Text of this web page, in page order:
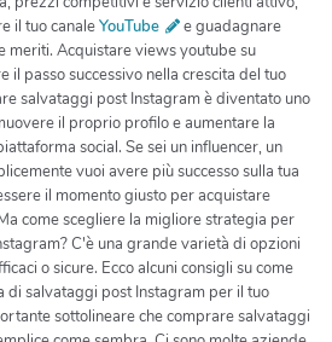
il tuo canaleYouTube
e guadagnare
meriti. Acquistare views youtube su
il passo successivo nella crescita del tuo
reali e interattivi, principalmente da utenti italiani e reali. Tieni presente che quando acquisti salvataggi post Instagram, stai investendo nel tuo profil pubblico. Ci sono molte aziende che offrono questo tipo di servizio a prezzi molto bassi, ma è importante valutare sempre la qualità dei salvataggi post Instagram e la loro provenienza. Non ti fare ingannare dai prezzi bassi, potreste mettere a rischio la tua privacy e l'integrità del tuo profilo pubblico. Una volta che hai trovato la società di salvataggi post Instagram giusta per te, è importante creare una strategia efficace per massimizzare i risultati. Comprasocial.me ti offrirà diversi piani di acquisto sulla base del tuo obiettivo. Per esempio, se vuoi aumentare l'interazione del tuo pubblico sui tuoi post, allora dovresti scegliere la quota di salvataggi post Instagram interattivi. In questo modo, i tuoi post riceveranno più like, commenti e condivisioni. Questa strategia ti aiuterà a raggiungere più persone, costruire la tua reputazione e attirare più follower attenti e attivi. Se invece vuoi aumentare la visibilità del tuo profilo Instagram, allora dovresti scegliere la quota di salvataggi post Instagram di alto livello. In questo modo, il tuo profilo apparirà in cima ai risultati di ricerca per quelle parole chiave principali che ti interessano. In questo modo, avrai la possibilità di farti conoscere dal pubblico ideale per te e aumentare il traffico sul tuo profilo. Insomma, comprare salvataggi post Instagram può rappresentare una grande opportunità per promuovere il tuo profilo e aumentare la tua visibilità sulla piattaforma social. Grazie a Comprasocial.me, avrai l'opportunità di scegliere la migliore strategia di salvataggi post Instagram per il tuo profilo e garantirai che il tuo investimento valga veramente la pena.|La migliore strategia per comprare impression Instagram Il mondo dei social media sta crescendo ad un ritmo vertiginoso e Instagram è uno dei social network più popolari al mondo. Questa piattaforma ti consente di condividere i tuoi momenti più belli con un pubblico vasto e diversificato. Se sei un influencer, un'azienda o semplicemente vuoi avere più visibilità online, le impression Instagram possono essere una soluzione perfetta per te. Comprare impression Instagram è diventato una tattica popolare e diffusa tra gli utenti di Instagram. Sebbene ci siano criticità al riguardo, molte persone hanno raggiunto obiettivi di visibilità elevati utilizzando questo servizio. Tuttavia, c'è da fare attenzione perché la scelta della strategia giusta per comprare impression Instagram deve essere ponderata accuratamente. Ecco perché abbiamo deciso di scrivere questo articolo per aiutarti a scegliere la migliore strategia per comprare impression Instagram in modo sicuro ed efficace. Comprare impression Instagram non è difficile ed esistono diversi siti web che offrono questo servizio, tra cui comprasocial.me. La scelta del sito giusto è una decisione offuscata dalla numerosità di portali che hanno fatto la loro comparsa, quindi non commettere l'errore di scegliere il primo sito che incontri. Devi valutare con cautela la qualità del servizio fornito e l'autenticità degli account coinvolti. Prima di acquistare impression Instagram, è necessario valutare accuratamente i propri obiettivi di visibilità: sei interessato ad aumentare la tua popolarità sul web o a promuovere la tua attività? Dopo aver capito tutti i tuoi obiettivi, puoi scegliere il pacchetto di impression Instagram che meglio si adatta alle tue esigenze. Uno dei fattori più importanti da considerare è l'autenticità degli account coinvolti. Un servizio di acquisto autentico utilizza solo account reali, bot non inclusi, senza alcun rischio per il tuo profilo. L'utilizzo di servizi di bassa qualità può compromettere la tua reputazione online e persino farti penalizzare da Instagram. In secondo luogo, cerca un servizio che garantisca una consegna veloce e sicura delle impression Instagram. Non vuoi aspettare troppo a lungo per vedere i risultati della tua promozione, quindi scegli un servizio veloce ed efficace. Il servizio offerto da comprasocial.me è considerato uno dei migliori in termini di velocità e sicurezza di consegna. In terzo luogo, cerca un servizio di acquisto che offra una garanzia sulla qualità del prodotto. Questo ti garantirà un rimborso in caso di insoddisfazione o problemi tecnici. Buona parte dei siti che offrono questo servizio hanno questa garanzia tuttavia, assicurati di tenerla in considerazione quando stai scegliendo il tuo fornitore di impression Instagram. Infine, scegli un servizio di acquisto che offra un prezzo ragionevole. Un servizio di bassa qualità può essere venduto a prezzi molto bassi ma non è consigliabile risparmiare sulla qualità. Cerca un prezzo ragionevole mentre acquisti un servizio autentico e di alta qualità. In conclusione, comprare impression Instagram può essere un modo efficace per aumentare la tua popolarità online. Tuttavia, la scelta del servizio giusto è fondamentale per il successo della tua promozione online. Assicurati di scegliere un servizio autentico, sicuro, veloce, garantito e ragionevole come quello offerto da comprasocial.me. Buona fortuna con la tua promozione Instagram!|La visibilità su Instagram oggi è un aspetto cruciale per qualsiasi tipo di attività, azienda o anche per influencer che puntano a creare una base di followers sempre più ampia. Uno degli strumenti più utilizzati per aumentare la visibilità del proprio account e delle proprie Stories su Instagram è sicuramente l'acquisto di visualizzazioni Instagram Stories. In questo articolo vedremo come comprare visualizzazioni Instagram Stories può essere la scelta giusta per ottenere la visibilità che cerchiamo. Comprare visualizzazioni Instagram Stories può sembrare un metodo facile e sbrigativo per aumentare la nostra presenza is Instagram, ma in realtà è una soluzione efficace che richiede un'attenta scelta del fornitore di servizi. È importante selezionare un'azienda che possa offrire un servizio di alta qualità che sia in grado di fornire un valore aggiunto al nostro profilo e alla nostra immagine. Nel panorama dei fornitori di servizi di visualizzazioni Instagram Stories, comprasocial.me è senza dubbio tra i migliori. Quando si sceglie di acquistare visualizzazioni Instagram Stories, è fondamentale verificare che il sito che offre il servizio sia affidabile e che garantisca il rispetto delle politiche di Instagram, in modo da evitare sanzioni o problemi con il proprio account. Comprasocial.me è una piattaforma che offre servizi sicuri e garantiti, che non violano le regole di Instagram e che sono in grado di fornire un servizio di alta qualità. Acquistare visualizzazioni Instagram Stories su comprasocial.me è facile e veloce. Basta accedere al sito web, selezionare il pacchetto di visualizzazioni che si desidera e procedere con il pagamento in sicurezza. I pacchetti offerti da comprasocial.me sono diversi e presentano una gamma di prezzi ampia, che permette a chiunque di trovare quello che meglio si adatta alle proprie esigenze e al proprio budget. Oltre alla sicurezza e alla velocità del servizio, ci sono molti altri motivi per cui si dovrebbe scegliere comprasocial.me per comprare visualizzazioni Instagram Stories. In primo luogo, la piattaforma offre un servizio clienti attento e disponibile a rispondere a qualsiasi domanda o chiarimento. Inoltre, comprasocial.me è in grado di offrire un elevato livello di discrezione e rispetto della privacy, garantendo la tutela dei dati personali e degli account dei propri clienti. Acquistare visualizzazioni Instagram Stories su comprasocial.me è un modo efficace per aumentare la visibilità del proprio profilo e delle proprie Stories su Instagram. Grazie a questo servizio, sarà possibile raggiungere un pubblico più vasto e attirare l'attenzione su di sé, sia per le aziende che per gli influencer. La scelta di comprare visualizzazioni Instagram Stories deve essere fatta con cura, scegliendo un'azienda affidabile e professionale come comprasocial.me. In conclusione, se si cerca una strategia efficace per aumentare la visibilità su Instagram, l'acquisto di visualizzazioni Instagram Stories